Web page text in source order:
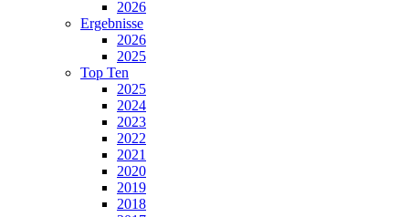
2026
Ergebnisse
2026
2025
Top Ten
2025
2024
2023
2022
2021
2020
2019
2018